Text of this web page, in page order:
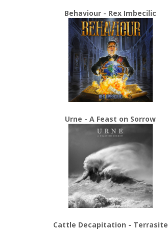
Behaviour - Rex Imbecilic
Urne - A Feast on Sorrow
Cattle Decapitation - Terrasite